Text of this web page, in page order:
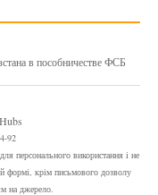
в пособничестве ФСБ
92
персонального використання і не
формі, крім письмового дозволу
на джерело.